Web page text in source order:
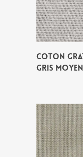
COTON
GRIS MOYEN